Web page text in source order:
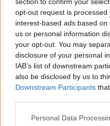
opt-out request is
interest-based ads based
us or personal information
your opt-out. You may
disclosure of your personal
IAB’s list of downstream
also be disclosed by us to
Downstream Participants
Personal Data
certame
Capacita Jovem